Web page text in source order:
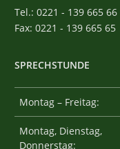
Tel.: 0221 - 139 665 66
Fax: 0221 - 139 665 65
SPRECHSTUNDE
Montag – Freitag:
Montag, Dienstag,
Donnerstag: